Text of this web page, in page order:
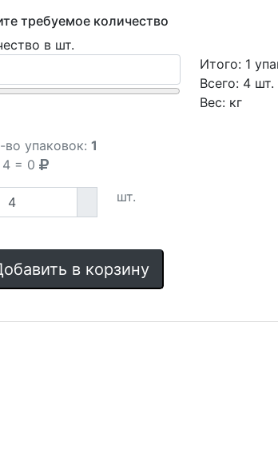
требуемое количество
в шт.
Итого: 1
Всего: 4 шт.
Вес: кг
во упаковок: 1
4 = 0
шт.
в корзину